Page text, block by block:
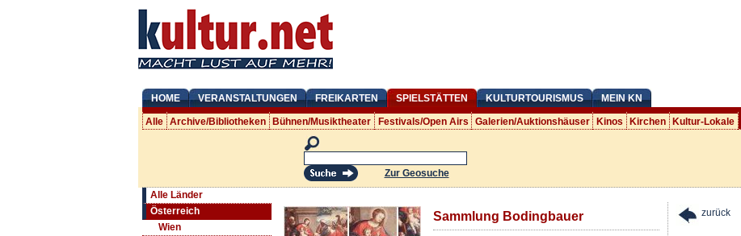
HOME VERANSTALTUNGEN FREIKARTEN SPIELSTÄTTEN KULTURTOURISMUS MEIN KN
Alle Archive/Bibliotheken Bühnen/Musiktheater Festivals/Open Airs Galerien/Auktionshäuser Kinos Kirchen Kultur-Lokale
Zur Geosuche
Alle Länder
Österreich
Wien
Sammlung Bodingbauer zurück